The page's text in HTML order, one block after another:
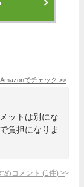
Amazonでチェック >>
ットは別にな
負担になりま
めコメント (1 件) >